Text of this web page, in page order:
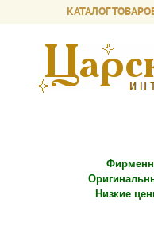
КАТАЛОГ
Низкие